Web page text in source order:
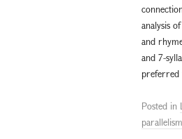
analysis
and
and 7-
preferred
Posted in
parallelism